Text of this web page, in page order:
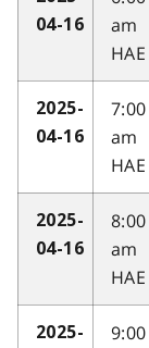
04-16
am
HAE
2025-
04-16
7:00
am
HAE
2025-
04-16
8:00
am
HAE
2025-
9:00